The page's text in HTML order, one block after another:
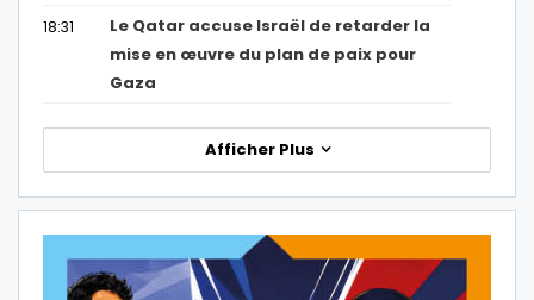
18:31
Le Qatar accuse Israël de retarder la
mise en œuvre du plan de paix pour
Gaza
Afficher Plus